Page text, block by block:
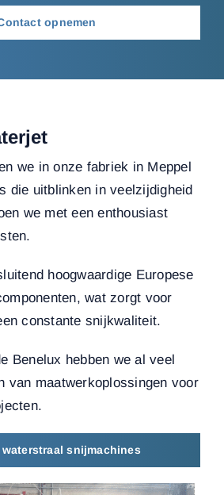
opnemen
we in onze fabriek in Meppel
die uitblinken in veelzijdigheid
we met een enthousiast
hoogwaardige Europese
wat zorgt voor
constante snijkwaliteit.
Benelux hebben we al veel
van maatwerkoplossingen voor
snijmachines